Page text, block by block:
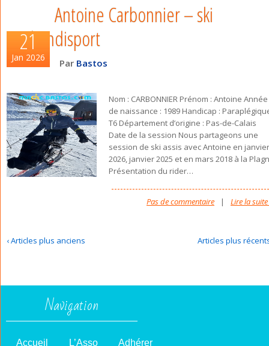
Antoine Carbonnier – ski
handisport
21
Jan 2026 Par Bastos
Nom : CARBONNIER Prénom : Antoine Année
de naissance : 1989 Handicap :
T6 Département d’origine : Pas-de-Calais
Date de la session Nous partageons une
session de ski assis avec Antoine en janvier
2026, janvier 2025 et en mars 2018 à la
Présentation du rider…
Lire la suite
|
Pas de commentaire
‹ Articles plus anciens Articles plus
Navigation
Accueil L’Asso Adhérer